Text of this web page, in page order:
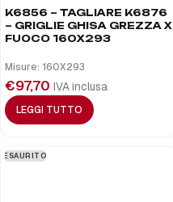
K6856 – TAGLIARE K6876
– GRIGLIE GHISA GREZZA X
FUOCO 160X293
Misure: 160X293
€97,70 IVA inclusa
LEGGI TUTTO
ESAURITO